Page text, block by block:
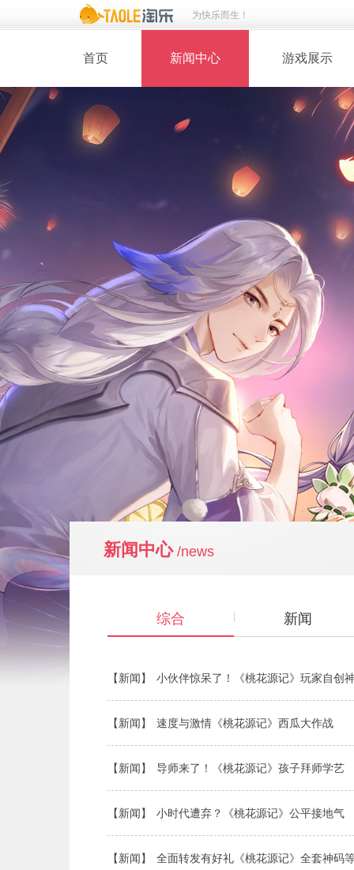
为快乐而生！
首页 新闻中心 游戏展示
· 维护公告
· 桃花美人
新闻中心 /news
综合 新闻
【新闻】 小伙伴惊呆了！《桃花源记》玩家自创
【新闻】 速度与激情《桃花源记》西瓜大作战
【新闻】 导师来了！《桃花源记》孩子拜师学艺
【新闻】 小时代遭弃？《桃花源记》公平接地气
【新闻】 全面转发有好礼《桃花源记》全套神码